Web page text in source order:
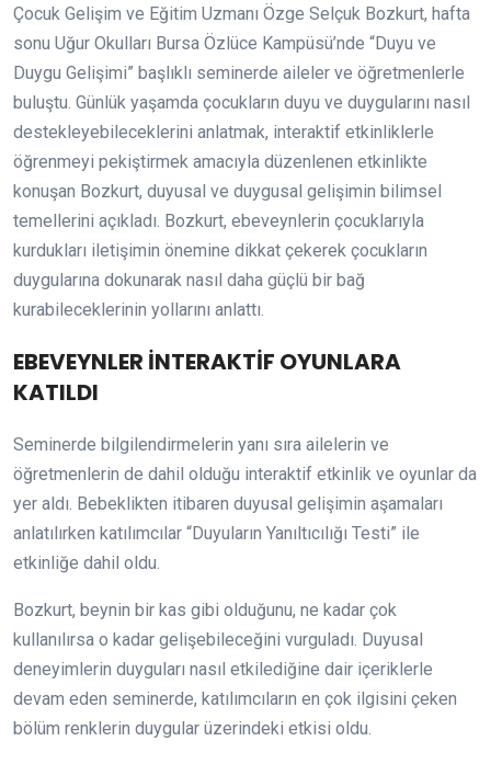
Çocuk Gelişim ve Eğitim Uzmanı Özge Selçuk Bozkurt, hafta
sonu Uğur Okulları Bursa Özlüce Kampüsü’nde “Duyu ve
Duygu Gelişimi” başlıklı seminerde aileler ve öğretmenlerle
buluştu. Günlük yaşamda çocukların duyu ve duygularını nasıl
destekleyebileceklerini anlatmak, interaktif etkinliklerle
öğrenmeyi pekiştirmek amacıyla düzenlenen etkinlikte
konuşan Bozkurt, duyusal ve duygusal gelişimin bilimsel
temellerini açıkladı. Bozkurt, ebeveynlerin çocuklarıyla
kurdukları iletişimin önemine dikkat çekerek çocukların
duygularına dokunarak nasıl daha güçlü bir bağ
kurabileceklerinin yollarını anlattı.
EBEVEYNLER İNTERAKTİF OYUNLARA
KATILDI
Seminerde bilgilendirmelerin yanı sıra ailelerin ve
öğretmenlerin de dahil olduğu interaktif etkinlik ve oyunlar da
yer aldı. Bebeklikten itibaren duyusal gelişimin aşamaları
anlatılırken katılımcılar “Duyuların Yanıltıcılığı Testi” ile
etkinliğe dahil oldu.
Bozkurt, beynin bir kas gibi olduğunu, ne kadar çok
kullanılırsa o kadar gelişebileceğini vurguladı. Duyusal
deneyimlerin duyguları nasıl etkilediğine dair içeriklerle
devam eden seminerde, katılımcıların en çok ilgisini çeken
bölüm renklerin duygular üzerindeki etkisi oldu.